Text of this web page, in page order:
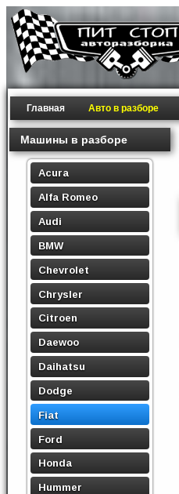
Главная Авто в разборе
Машины в разборе
Acura
Alfa Romeo
Audi
BMW
Chevrolet
Chrysler
Citroen
Daewoo
Daihatsu
Dodge
Fiat
Ford
Honda
Hummer